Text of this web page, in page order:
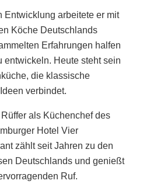
Entwicklung arbeitete er mit
Köche Deutschlands
Erfahrungen halfen
entwickeln. Heute steht sein
die klassische
verbindet.
als Küchenchef des
Hotel Vier
zählt seit Jahren zu den
Deutschlands und genießt
Ruf.